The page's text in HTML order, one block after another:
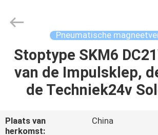
HUIS
PRODUCTEN
ONGEVEER
Export
Co.,Ltd..
Reserved.
Pneumatische
Stoptype SKM6
van de Impulsklep,
de Techniek24v
Plaats van
herkomst:
China